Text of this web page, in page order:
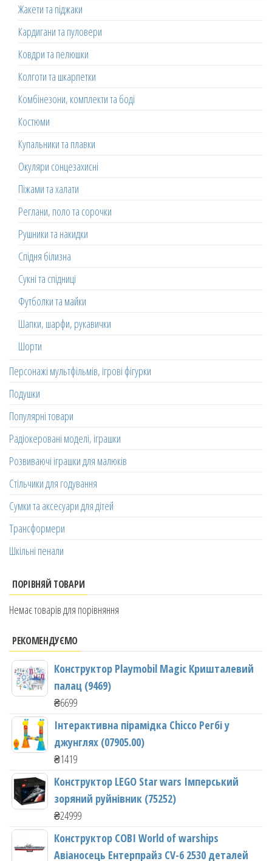
Жакети та піджаки
Кардигани та пуловери
Ковдри та пелюшки
Колготи та шкарпетки
Комбінезони, комплекти та боді
Костюми
Купальники та плавки
Окуляри сонцезахисні
Піжами та халати
Реглани, поло та сорочки
Рушники та накидки
Спідня білизна
Сукні та спідниці
Футболки та майки
Шапки, шарфи, рукавички
Шорти
Персонажі мультфільмів, ігрові фігурки
Подушки
Популярні товари
Радіокеровані моделі, іграшки
Розвиваючі іграшки для малюків
Стільчики для годування
Сумки та аксесуари для дітей
Трансформери
Шкільні пенали
ПОРІВНЯЙ ТОВАРИ
Немає товарів для порівняння
РЕКОМЕНДУЄМО
Конструктор Playmobil Magic Кришталевий
палац (9469)
₴6699
Інтерактивна пірамідка Chicco Регбі у
джунглях (07905.00)
₴1419
Конструктор LEGO Star wars Імперський
зоряний руйнівник (75252)
₴24999
Конструктор COBI World of warships
Авіаносець Ентерпрайз CV-6 2530 деталей